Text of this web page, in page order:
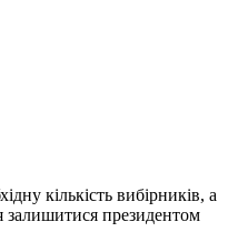
кількість вибірників, а
президентом